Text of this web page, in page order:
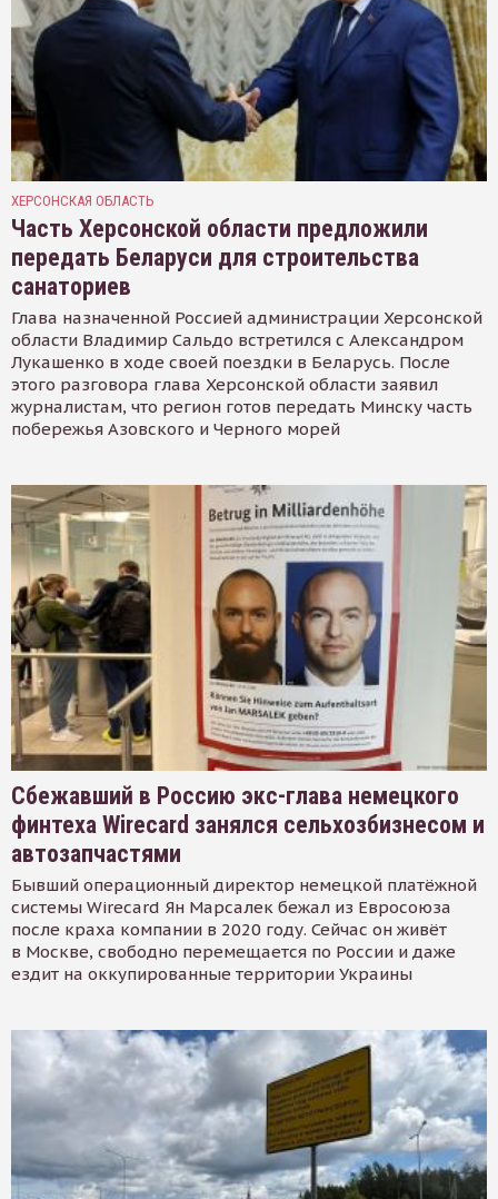
ХЕРСОНСКАЯ ОБЛАСТЬ
Часть Херсонской области предложили
передать Беларуси для строительства
санаториев
Глава назначенной Россией администрации Херсонской
области Владимир Сальдо встретился с Александром
Лукашенко в ходе своей поездки в Беларусь. После
этого разговора глава Херсонской области заявил
журналистам, что регион готов передать Минску часть
побережья Азовского и Черного морей
Сбежавший в Россию экс-глава немецкого
финтеха Wirecard занялся сельхозбизнесом и
автозапчастями
Бывший операционный директор немецкой платёжной
системы Wirecard Ян Марсалек бежал из Евросоюза
после краха компании в 2020 году. Сейчас он живёт
в Москве, свободно перемещается по России и даже
ездит на оккупированные территории Украины